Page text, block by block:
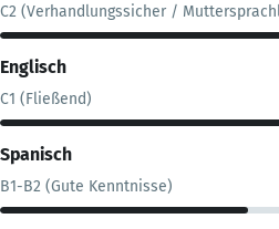
C2 (Verhandlungssicher /
Englisch
C1 (Fließend)
Spanisch
B1-B2 (Gute Kenntnisse)